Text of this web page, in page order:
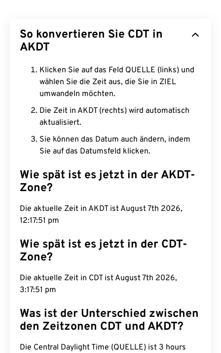
So konvertieren Sie CDT in
AKDT
Klicken Sie auf das Feld QUELLE (links) und
wählen Sie die Zeit aus, die Sie in ZIEL
umwandeln möchten.
Die Zeit in AKDT (rechts) wird automatisch
aktualisiert.
Sie können das Datum auch ändern, indem
Sie auf das Datumsfeld klicken.
Wie spät ist es jetzt in der AKDT-
Zone?
Die aktuelle Zeit in AKDT ist August 7th 2026,
12:17:52 pm
Wie spät ist es jetzt in der CDT-
Zone?
Die aktuelle Zeit in CDT ist August 7th 2026,
3:17:52 pm
Was ist der Unterschied zwischen
den Zeitzonen CDT und AKDT?
Die Central Daylight Time (QUELLE) ist 3 hours